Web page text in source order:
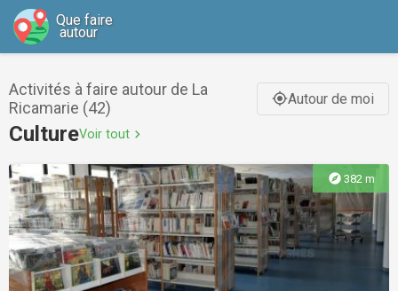
Que faire
autour
Activités à faire autour de La
Ricamarie (42)
gps_fixedAutour de moi
CultureVoir tout chevron_right
explore 382 m